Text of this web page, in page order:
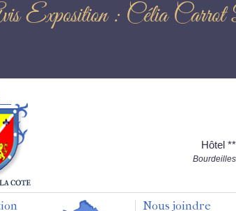
Exposition :
Hôtel
Nous joindre